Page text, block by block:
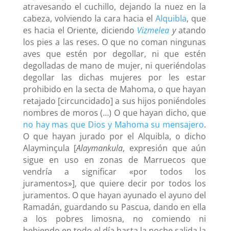
atravesando el cuchillo, dejando la nuez en la
cabeza, volviendo la cara hacia elAlquibla, que
es hacia el Oriente, diciendo Vizmelea yatando
los pies a las reses. O que no coman ningunas
aves que estén por degollar, ni que estén
degolladas de mano de mujer, ni queriéndolas
degollar las dichas mujeres por les estar
prohibido en la secta de Mahoma, o que hayan
retajado [circuncidado] a sus hijos poniéndoles
nombres de moros (…) O que hayan dicho, que
no hay mas que Dios y Mahoma su mensajero.
O que hayan jurado por el Alquibla, o dicho
Alayminçula [Alaymankula, expresión que aún
sigue en uso en zonas de Marruecos que
vendría a significar «por todos los
juramentos»], que quiere decir por todos los
juramentos. O que hayan ayunado el ayuno del
Ramadán, guardando su Pascua, dando en ella
a los pobres limosna, no comiendo ni